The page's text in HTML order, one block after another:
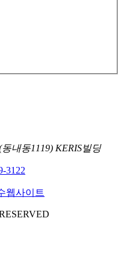
내동1119) KERIS빌딩
3122